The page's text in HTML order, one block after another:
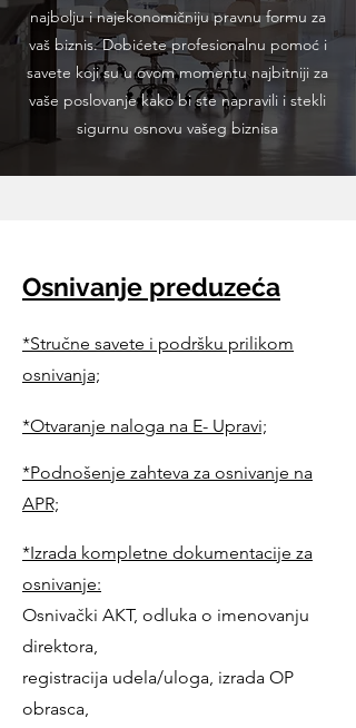
najbolju i najekonomičniju pravnu formu za
vaš biznis. Dobićete profesionalnu pomoć i
savete koji su u ovom momentu najbitniji za
vaše poslovanje kako bi ste napravili i stekli
sigurnu osnovu vašeg biznisa
Osnivanje preduzeća
*Stručne savete i podršku prilikom
osnivanja;
*Otvaranje naloga na E- Upravi;
*Podnošenje zahteva za osnivanje na
APR;
*Izrada kompletne dokumentacije za
osnivanje:
Osnivački AKT, odluka o imenovanju
direktora,
registracija udela/uloga, izrada OP
obrasca,